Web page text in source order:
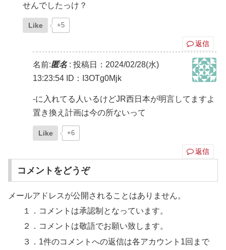
せんでしたっけ？
Like +5
返信
名前:匿名: 投稿日：2024/02/28(水)
13:23:54 ID：I3OTg0Mjk
-に入れてる人いるけどJR西日本が明言してますよ
置き換え計画は今の所ないって
Like +6
返信
コメントをどうぞ
メールアドレスが公開されることはありません。
１．コメントは承認制となっています。
２．コメントは敬語でお願い致します。
３．1件のコメントへの返信は各アカウント1回まで